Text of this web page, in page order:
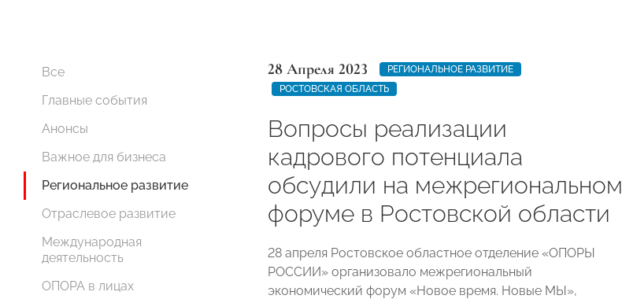
Все
Главные события
Анонсы
Важное для бизнеса
Региональное развитие
Отраслевое развитие
Международная
деятельность
ОПОРА в лицах
28 Апреля 2023
РЕГИОНАЛЬНОЕ РАЗВИТИЕ
РОСТОВСКАЯ ОБЛАСТЬ
Вопросы реализации
кадрового потенциала
обсудили на межрегиональном
форуме в Ростовской области
28 апреля Ростовское областное отделение «ОПОРЫ
РОССИИ» организовало межрегиональный
экономический форум «Новое время. Новые МЫ»,